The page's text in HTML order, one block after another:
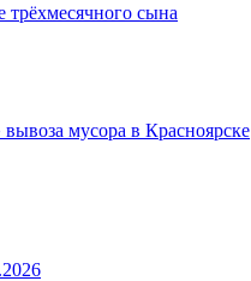
сына
мусора в Красноярске